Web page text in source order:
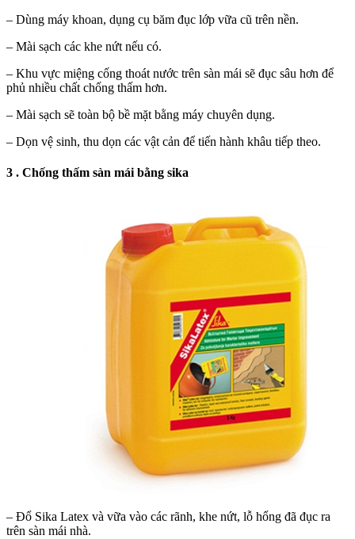
– Dùng máy khoan, dụng cụ băm đục lớp vữa cũ trên nền.
– Mài sạch các khe nứt nếu có.
– Khu vực miệng cống thoát nước trên sàn mái sẽ đục sâu hơn để
phủ nhiều chất chống thấm hơn.
– Mài sạch sẽ toàn bộ bề mặt bằng máy chuyên dụng.
– Dọn vệ sinh, thu dọn các vật cản để tiến hành khâu tiếp theo.
3 . Chống thấm sàn mái bằng sika
– Đổ Sika Latex và vữa vào các rãnh, khe nứt, lỗ hổng đã đục ra
trên sàn mái nhà.